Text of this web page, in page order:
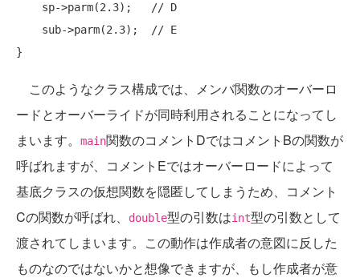
    sp->parm(2.3);
// D
    sub->parm(2.3);
// E
このようなクラス構成では、メンバ関数のオーバーロ
ードとオーバーライドが同時利用されることになってし
まいます。
main関数のコメントDではコメントBの関数が
呼ばれますが、コメントEではオーバーロードによって
基底クラスの仮想関数を隠匿してしまうため、コメント
Cの関数が呼ばれ、
double型の引数はint型の引数として
渡されてしまいます。この動作は作成者の意図に反した
ものなのではないかと想像できますが、もし作成者が意